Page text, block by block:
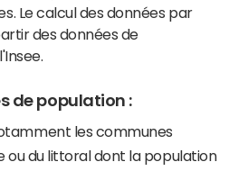
Le calcul des données par
des données de
de population :
les communes
ou du littoral dont la population